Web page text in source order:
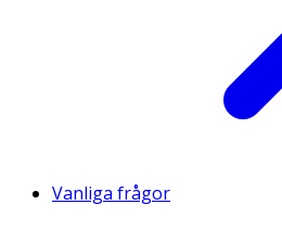
Vanliga frågor